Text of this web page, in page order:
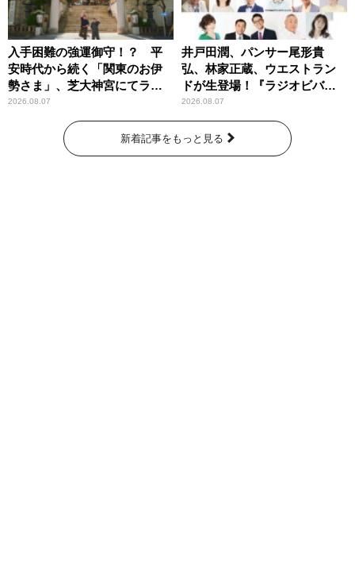
入手困難の強運御守！？ 平
安時代から続く「関東のお伊
勢さま」、芝大神宮にてラン
パンプスが合格祈願！
2026.08.07
井戸田潤、パンサー尾形貴
弘、林家正蔵、ウエストラン
ドが生登場！『ラジオビバリ
ー昼ズ』
2026.08.07
新着記事をもっと見る